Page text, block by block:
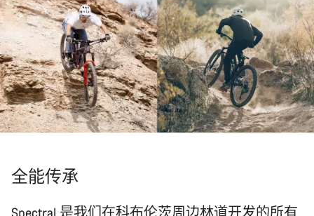
全能传承
Spectral 是我们在科布伦茨周边林道开发的所有